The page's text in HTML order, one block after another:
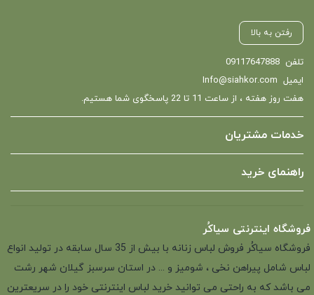
رفتن به بالا
تلفن 09117647888
ایمیل Info@siahkor.com
هفت روز هفته ، از ساعت 11 تا 22 پاسخگوی شما هستیم.
خدمات مشتریان
راهنمای خرید
فروشگاه اینترنتی سیاکُر
فروشگاه سیاکُر فروش لباس زنانه با بیش از 35 سال سابقه در تولید انواع
لباس شامل پیراهن نخی ، شومیز و ... در استان سرسبز گیلان شهر رشت
می باشد که به راحتی می توانید خرید لباس اینترنتی خود را در سریعترین